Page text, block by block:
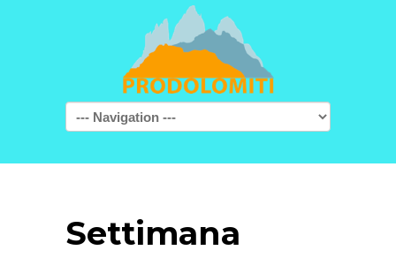
Navigation
Settimana